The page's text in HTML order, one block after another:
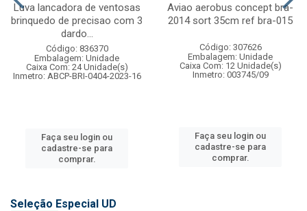
Luva lancadora de ventosas
brinquedo de precisao com 3
dardo...
Código: 836370
Embalagem: Unidade
Caixa Com: 24 Unidade(s)
Inmetro: ABCP-BRI-0404-2023-16
Faça seu login ou
cadastre-se para
comprar.
Aviao aerobus concept bra-
2014 sort 35cm ref bra-015
Código: 307626
Embalagem: Unidade
Caixa Com: 12 Unidade(s)
Inmetro: 003745/09
Faça seu login ou
cadastre-se para
comprar.
Seleção Especial UD